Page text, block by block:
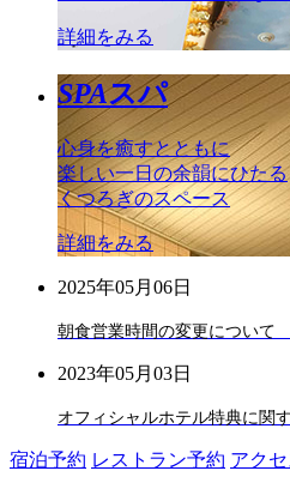
詳細をみる
SPAスパ
心身を癒すとともに
楽しい一日の余韻にひたる
くつろぎのスペース
詳細をみる
2025年05月06日
朝食営業時間の変更について
2023年05月03日
オフィシャルホテル特典に関
宿泊予約 レストラン予約 アクセ